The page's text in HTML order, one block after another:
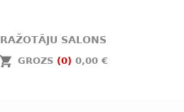
RAŽOTĀJU SALONS
GROZS (0) 0,00 €